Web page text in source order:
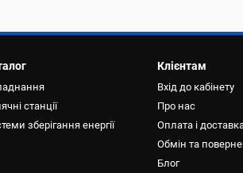
станції
зберігання енергії
Клієнтам
Вхід до кабінету
Про нас
Оплата і
Обмін та
Блог